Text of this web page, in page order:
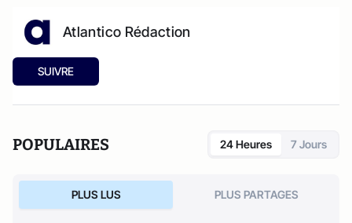
Atlantico Rédaction
SUIVRE
POPULAIRES 24 Heures 7 Jours
PLUS LUS PLUS PARTAGES